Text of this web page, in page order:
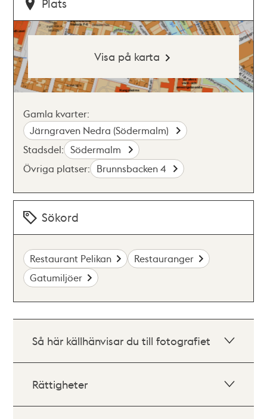
Plats
Visa på karta
Gamla kvarter:
Järngraven Nedra (Södermalm)
Stadsdel: Södermalm
Övriga platser: Brunnsbacken 4
Sökord
Restaurant Pelikan
Restauranger
Gatumiljöer
Så här källhänvisar du till fotografiet
Rättigheter